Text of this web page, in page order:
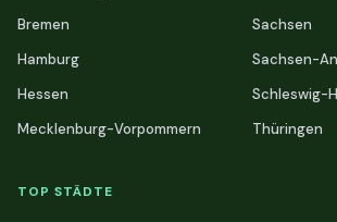
Bremen
Hamburg
Hessen
Mecklenburg-Vorpommern
Sachsen
Sachsen-
Schleswig-
Thüringen
TOP STÄDTE